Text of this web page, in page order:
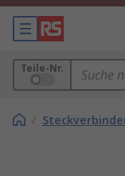
Teile-Nr.
/